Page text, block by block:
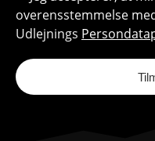
overensstemmelse
Udlejnings